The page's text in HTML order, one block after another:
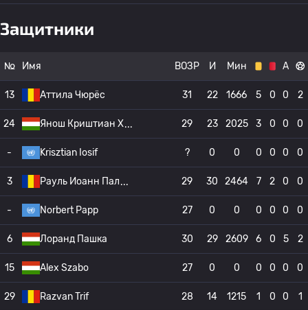
Защитники
№ Имя ВОЗР И Мин А
13 Аттила Чюрёс 31 22 1666 5 0 0 2
24 Янош Криштиан Х 29 23 2025 3 0 0 0
- Krisztian Iosif ? 0 0 0 0 0 0
3 Рауль Иоанн Пал 29 30 2464 7 2 0 0
- Norbert Papp 27 0 0 0 0 0 0
6 Лоранд Пашка 30 29 2609 6 0 5 2
15 Alex Szabo 27 0 0 0 0 0 0
29 Razvan Trif 28 14 1215 1 0 0 1